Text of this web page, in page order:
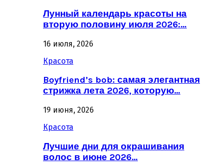
Лунный календарь красоты на
вторую половину июля 2026:…
16 июля, 2026
Красота
Boyfriend’s bob: самая элегантная
стрижка лета 2026, которую…
19 июня, 2026
Красота
Лучшие дни для окрашивания
волос в июне 2026…